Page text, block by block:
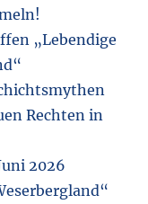
„Lebendige
Rechten in
2026